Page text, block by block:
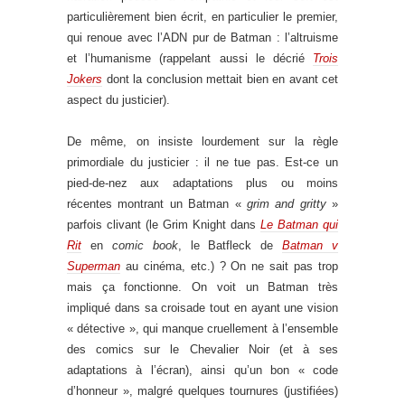
particulièrement bien écrit, en particulier le premier,
qui renoue avec l’ADN pur de Batman : l’altruisme
et l’humanisme (rappelant aussi le décrié Trois
Jokers dont la conclusion mettait bien en avant cet
aspect du justicier).
De même, on insiste lourdement sur la règle
primordiale du justicier : il ne tue pas. Est-ce un
pied-de-nez aux adaptations plus ou moins
récentes montrant un Batman « grim and gritty»
parfois clivant (le Grim Knight dans Le Batman qui
Rit
en comic book, le Batfleck deBatman v
Superman au cinéma, etc.) ? On ne sait pas trop
mais ça fonctionne. On voit un Batman très
impliqué dans sa croisade tout en ayant une vision
« détective », qui manque cruellement à l’ensemble
des comics sur le Chevalier Noir (et à ses
adaptations à l’écran), ainsi qu’un bon « code
d’honneur », malgré quelques tournures (justifiées)